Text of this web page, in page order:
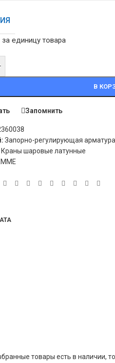
единицу товара
В
Запомнить
Запорно-регулирующая арматура
Краны шаровые латунные
товары есть в наличии,